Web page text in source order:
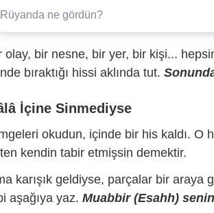
olay, bir nesne, bir yer, bir kişi...
bıraktığı hissi aklında tut.
İçine Sinmediyse
okudun, içinde bir his kaldı. O
kendin tabir etmişsin demektir.
karışık geldiyse, parçalar bir araya
aşağıya yaz. Muabbir (Esahh)